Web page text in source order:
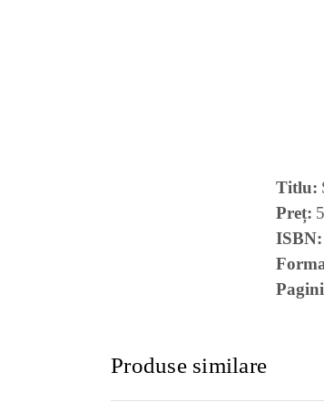
Titlu
Preț
ISBN
Pagini
Produse similare